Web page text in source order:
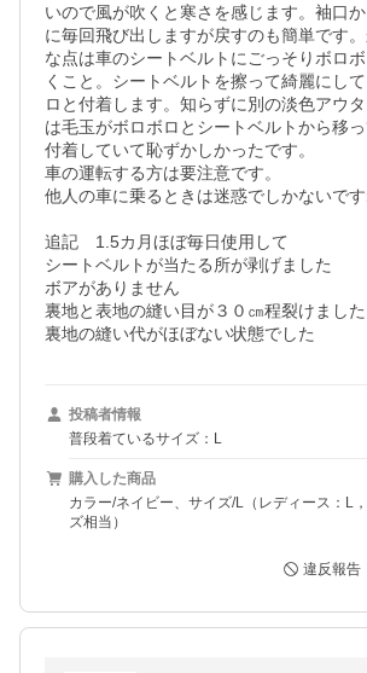
いので風が吹くと寒さを感じます。袖口
に毎回飛び出しますが戻すのも簡単です
な点は車のシートベルトにごっそりボロ
くこと。シートベルトを擦って綺麗にし
ロと付着します。知らずに別の淡色アウ
は毛玉がボロボロとシートベルトから移
付着していて恥ずかしかったです。
車の運転する方は要注意です。
他人の車に乗るときは迷惑でしかないで
追記　1.5カ月ほぼ毎日使用して
シートベルトが当たる所が剥げました
ボアがありません
裏地と表地の縫い目が３０㎝程裂けました
裏地の縫い代がほぼない状態でした
投稿者情報
普段着ているサイズ：L
購入した商品
カラー/ネイビー、サイズ/L（レディース：L
ズ相当）
違反報告